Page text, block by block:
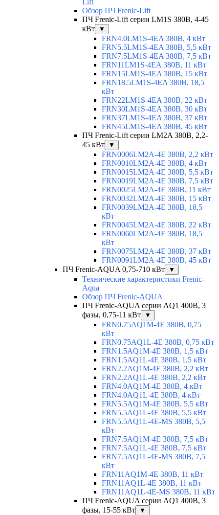
Lift
Обзор ПЧ Frenic-Lift
ПЧ Frenic-Lift серии LM1S 380В, 4-45
кВт
▼
FRN4.0LM1S-4EA 380В, 4 кВт
FRN5.5LM1S-4EA 380В, 5,5 кВт
FRN7.5LM1S-4EA 380В, 7,5 кВт
FRN11LM1S-4EA 380В, 11 кВт
FRN15LM1S-4EA 380В, 15 кВт
FRN18.5LM1S-4EA 380В, 18,5
кВт
FRN22LM1S-4EA 380В, 22 кВт
FRN30LM1S-4EA 380В, 30 кВт
FRN37LM1S-4EA 380В, 37 кВт
FRN45LM1S-4EA 380В, 45 кВт
ПЧ Frenic-Lift серии LM2A 380В, 2,2-
45 кВт
▼
FRN0006LM2A-4E 380В, 2,2 кВт
FRN0010LM2A-4E 380В, 4 кВт
FRN0015LM2A-4E 380В, 5,5 кВт
FRN0019LM2A-4E 380В, 7,5 кВт
FRN0025LM2A-4E 380В, 11 кВт
FRN0032LM2A-4E 380В, 15 кВт
FRN0039LM2A-4E 380В, 18,5
кВт
FRN0045LM2A-4E 380В, 22 кВт
FRN0060LM2A-4E 380В, 18,5
кВт
FRN0075LM2A-4E 380В, 37 кВт
FRN0091LM2A-4E 380В, 45 кВт
ПЧ Frenic-AQUA 0,75-710 кВт
▼
Технические характеристики Frenic-
Aqua
Обзор ПЧ Frenic-AQUA
ПЧ Frenic-AQUA серии AQ1 400В, 3
фазы, 0,75-11 кВт
▼
FRN0.75AQ1M-4E 380В, 0,75
кВт
FRN0.75AQ1L-4E 380В, 0,75 кВт
FRN1.5AQ1M-4E 380В, 1,5 кВт
FRN1.5AQ1L-4E 380В, 1,5 кВт
FRN2.2AQ1M-4E 380В, 2,2 кВт
FRN2.2AQ1L-4E 380В, 2,2 кВт
FRN4.0AQ1M-4E 380В, 4 кВт
FRN4.0AQ1L-4E 380В, 4 кВт
FRN5.5AQ1M-4E 380В, 5,5 кВт
FRN5.5AQ1L-4E 380В, 5,5 кВт
FRN5.5AQ1L-4E-MS 380В, 5,5
кВт
FRN7.5AQ1M-4E 380В, 7,5 кВт
FRN7.5AQ1L-4E 380В, 7,5 кВт
FRN7.5AQ1L-4E-MS 380В, 7,5
кВт
FRN11AQ1M-4E 380В, 11 кВт
FRN11AQ1L-4E 380В, 11 кВт
FRN11AQ1L-4E-MS 380В, 11 кВт
ПЧ Frenic-AQUA серии AQ1 400В, 3
фазы, 15-55 кВт
▼